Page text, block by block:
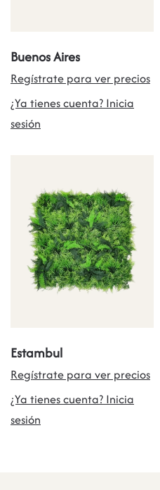
Buenos Aires
Regístrate para ver precios
¿Ya tienes cuenta? Inicia
sesión
Estambul
Regístrate para ver precios
¿Ya tienes cuenta? Inicia
sesión